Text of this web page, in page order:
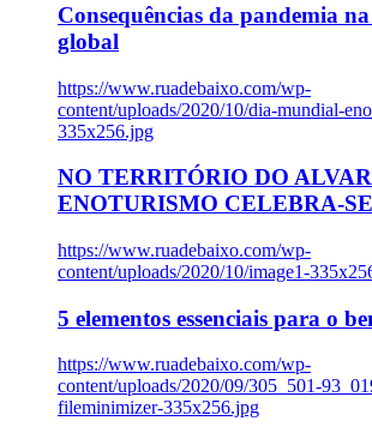
Consequências da pandemia
global
https://www.ruadebaixo.com/wp-
content/uploads/2020/10/dia-mundial-
335x256.jpg
NO TERRITÓRIO DO
ENOTURISMO CELEBRA-
https://www.ruadebaixo.com/wp-
content/uploads/2020/10/image1-
5 elementos essenciais para o
https://www.ruadebaixo.com/wp-
content/uploads/2020/09/305_501-
fileminimizer-335x256.jpg